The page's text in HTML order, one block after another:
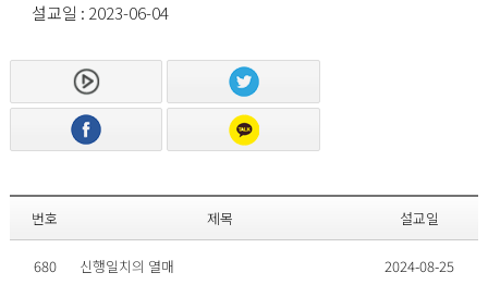
설교일 : 2023-06-04
번호 제목 설교일
680 신행일치의 열매 2024-08-25